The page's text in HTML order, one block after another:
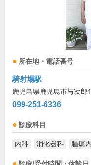
所在地・電話番号
騎射場駅
鹿児島県鹿児島市与次郎
099-251-6336
診療科目
内科 消化器科 腫瘍